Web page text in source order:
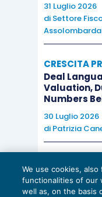
31 Luglio 2026
di Settore
Assolombarda
CRESCITA
Deal
Valuation,
Numbers
30 Luglio 2026
di Patrizia
EU AI Act e
scadenze
We use cookies,
functionalities of our
well as, on the basis